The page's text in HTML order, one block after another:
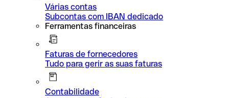
Várias contas
Subcontas com IBAN dedicado
Ferramentas financeiras
Faturas de fornecedores
Tudo para gerir as suas faturas
Contabilidade